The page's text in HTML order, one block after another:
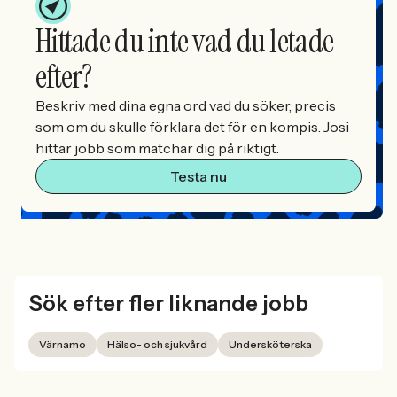
Hittade du inte vad du letade
efter?
Beskriv med dina egna ord vad du söker, precis
som om du skulle förklara det för en kompis. Josi
hittar jobb som matchar dig på riktigt.
Testa nu
Sök efter fler liknande jobb
Värnamo Hälso- och sjukvård Undersköterska